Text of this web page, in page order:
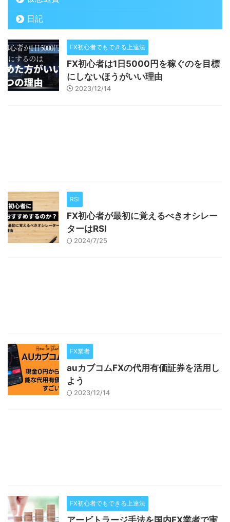
日記
FX初心者でもできる上達法
FX初心者は1日5000円を稼ぐのを目標
にしないほうがいい理由
2023/12/14
RSI
FX初心者が最初に覚えるべきオシレー
ターはRSI
2024/7/25
FX業者
auカブコムFXの代用有価証券を活用し
よう
2023/12/14
FX初心者でもできる上達法
アービトラージ手法を国内FX業者で実